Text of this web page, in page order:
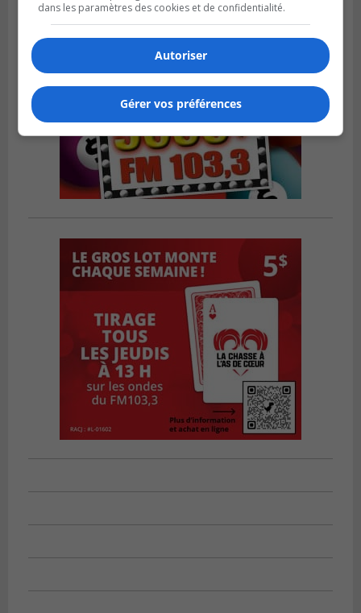
dans les paramètres des cookies et de confidentialité.
Autoriser
Gérer vos préférences